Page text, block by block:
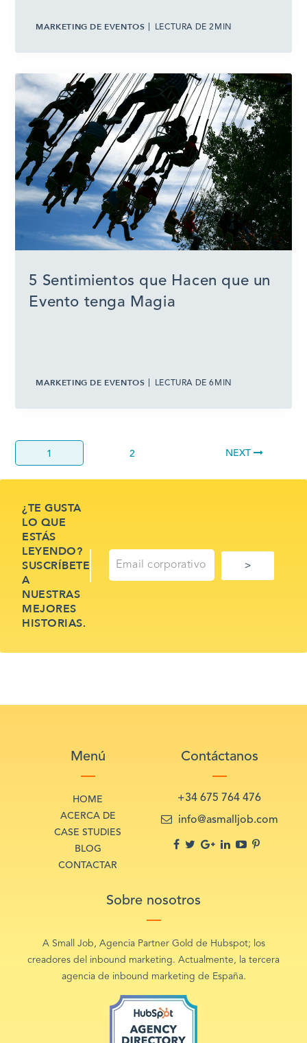
MARKETING DE EVENTOS LECTURA DE 2MIN
5 Sentimientos que Hacen que un
Evento tenga Magia
MARKETING DE EVENTOS LECTURA DE 6MIN
1 2 NEXT
¿TE GUSTA
LO QUE
ESTÁS
LEYENDO?
SUSCRÍBETE
A
NUESTRAS
MEJORES
HISTORIAS.
Menú
HOME
ACERCA DE
CASE STUDIES
BLOG
CONTACTAR
Contáctanos
+34 675 764 476
info@asmalljob.com
Sobre nosotros
A Small Job, Agencia Partner Gold de Hubspot; los
creadores del inbound marketing. Actualmente, la tercera
agencia de inbound marketing de España.